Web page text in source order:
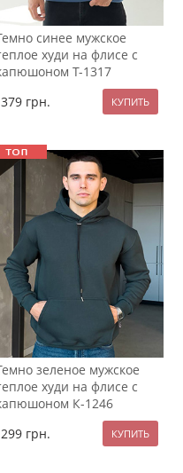
синее мужское
худи на флисе с
Т-1317
грн.
зеленое мужское
худи на флисе с
К-1246
грн.